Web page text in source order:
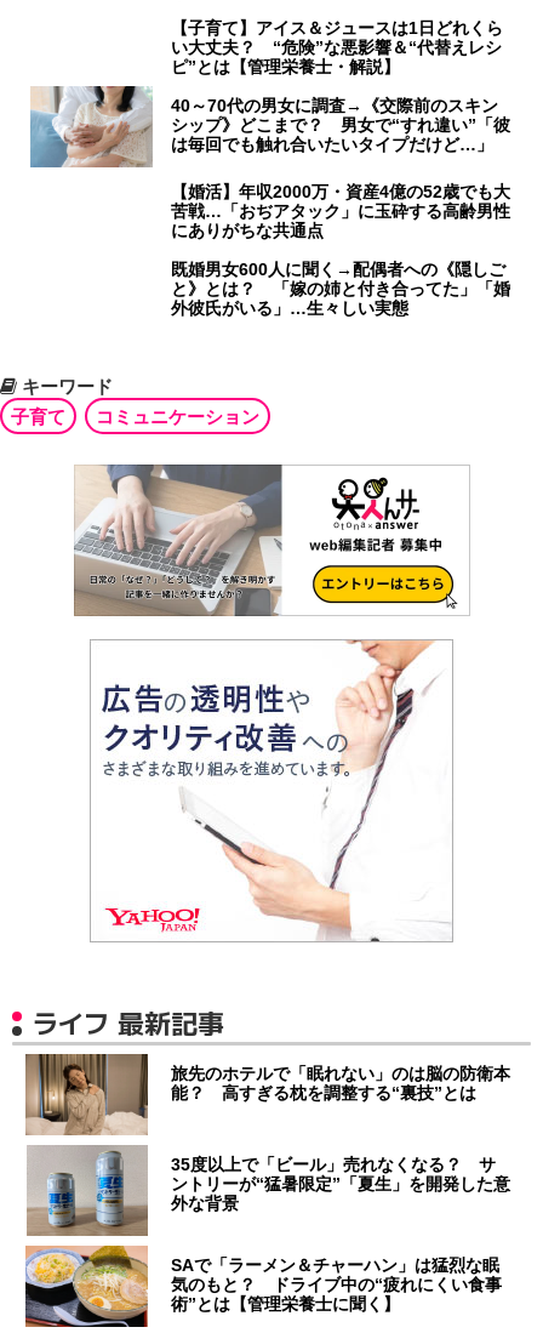
【子育て】アイス＆ジュースは1日どれくら
い大丈夫？ “危険”な悪影響＆“代替えレシ
ピ”とは【管理栄養士・解説】
40～70代の男女に調査→《交際前のスキン
シップ》どこまで？ 男女で“すれ違い”「彼
は毎回でも触れ合いたいタイプだけど…」
【婚活】年収2000万・資産4億の52歳でも大
苦戦…「おぢアタック」に玉砕する高齢男性
にありがちな共通点
既婚男女600人に聞く→配偶者への《隠しご
と》とは？ 「嫁の姉と付き合ってた」「婚
外彼氏がいる」…生々しい実態
キーワード
子育て
コミュニケーション
ライフ 最新記事
旅先のホテルで「眠れない」のは脳の防衛本
能？ 高すぎる枕を調整する“裏技”とは
35度以上で「ビール」売れなくなる？ サ
ントリーが“猛暑限定”「夏生」を開発した意
外な背景
SAで「ラーメン＆チャーハン」は猛烈な眠
気のもと？ ドライブ中の“疲れにくい食事
術”とは【管理栄養士に聞く】